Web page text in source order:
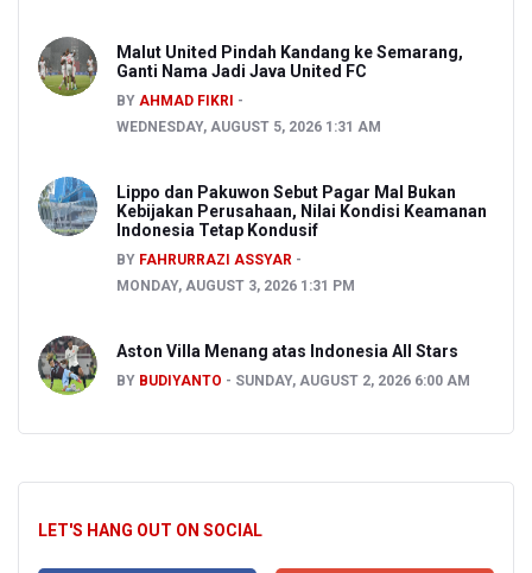
Malut United Pindah Kandang ke Semarang,
Ganti Nama Jadi Java United FC
BY AHMAD FIKRI
WEDNESDAY, AUGUST 5, 2026 1:31 AM
Lippo dan Pakuwon Sebut Pagar Mal Bukan
Kebijakan Perusahaan, Nilai Kondisi Keamanan
Indonesia Tetap Kondusif
BY FAHRURRAZI ASSYAR
MONDAY, AUGUST 3, 2026 1:31 PM
Aston Villa Menang atas Indonesia All Stars
BY BUDIYANTO SUNDAY, AUGUST 2, 2026 6:00 AM
LET'S HANG OUT ON SOCIAL